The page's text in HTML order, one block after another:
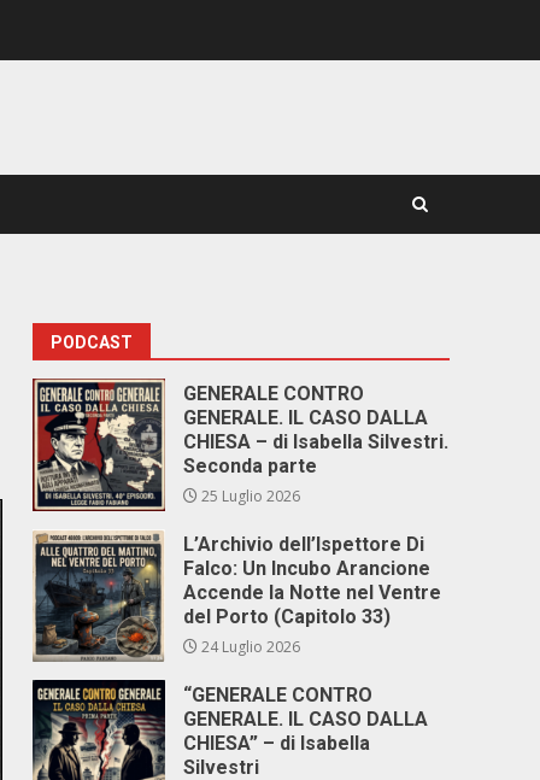
PODCAST
GENERALE CONTRO
GENERALE. IL CASO DALLA
CHIESA – di Isabella Silvestri.
Seconda parte
25 Luglio 2026
L’Archivio dell’Ispettore Di
Falco: Un Incubo Arancione
Accende la Notte nel Ventre
del Porto (Capitolo 33)
24 Luglio 2026
“GENERALE CONTRO
GENERALE. IL CASO DALLA
CHIESA” – di Isabella
Silvestri